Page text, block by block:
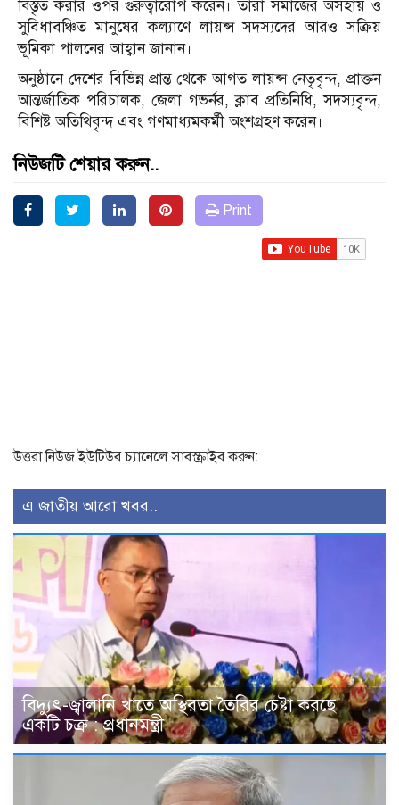
বিস্তৃত করার ওপর গুরুত্বারোপ করেন। তারা সমাজের অসহায় ও
সুবিধাবঞ্চিত মানুষের কল্যাণে লায়ন্স সদস্যদের আরও সক্রিয়
ভূমিকা পালনের আহ্বান জানান।
অনুষ্ঠানে দেশের বিভিন্ন প্রান্ত থেকে আগত লায়ন্স নেতৃবৃন্দ, প্রাক্তন
আন্তর্জাতিক পরিচালক, জেলা গভর্নর, ক্লাব প্রতিনিধি, সদস্যবৃন্দ,
বিশিষ্ট অতিথিবৃন্দ এবং গণমাধ্যমকর্মী অংশগ্রহণ করেন।
নিউজটি শেয়ার করুন..
Print
উত্তরা নিউজ ইউটিউব চ্যানেলে সাবস্ক্রাইব করুন:
এ জাতীয় আরো খবর..
বিদ্যুৎ-জ্বালানি খাতে অস্থিরতা তৈরির চেষ্টা করছে
একটি চক্র : প্রধানমন্ত্রী